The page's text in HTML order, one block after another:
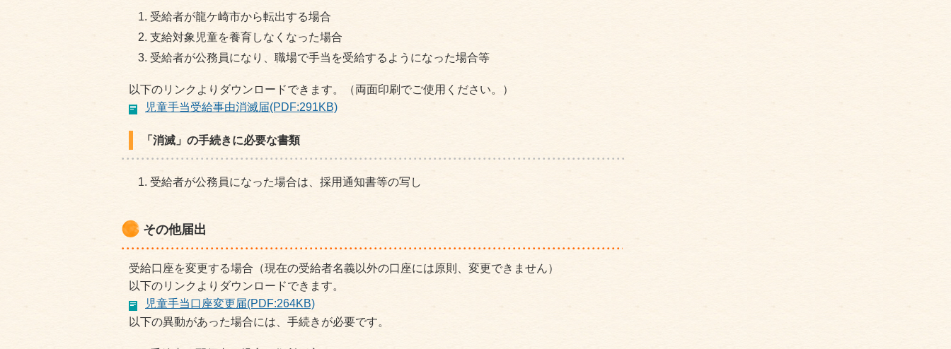
受給者が龍ケ崎市から転出する場合
支給対象児童を養育しなくなった場合
受給者が公務員になり、職場で手当を受給するようになった場合等
以下のリンクよりダウンロードできます。（両面印刷でご使用ください。）
児童手当受給事由消滅届(PDF:291KB)
「消滅」の手続きに必要な書類
受給者が公務員になった場合は、採用通知書等の写し
その他届出
受給口座を変更する場合（現在の受給者名義以外の口座には原則、変更できません）
以下のリンクよりダウンロードできます。
児童手当口座変更届(PDF:264KB)
以下の異動があった場合には、手続きが必要です。